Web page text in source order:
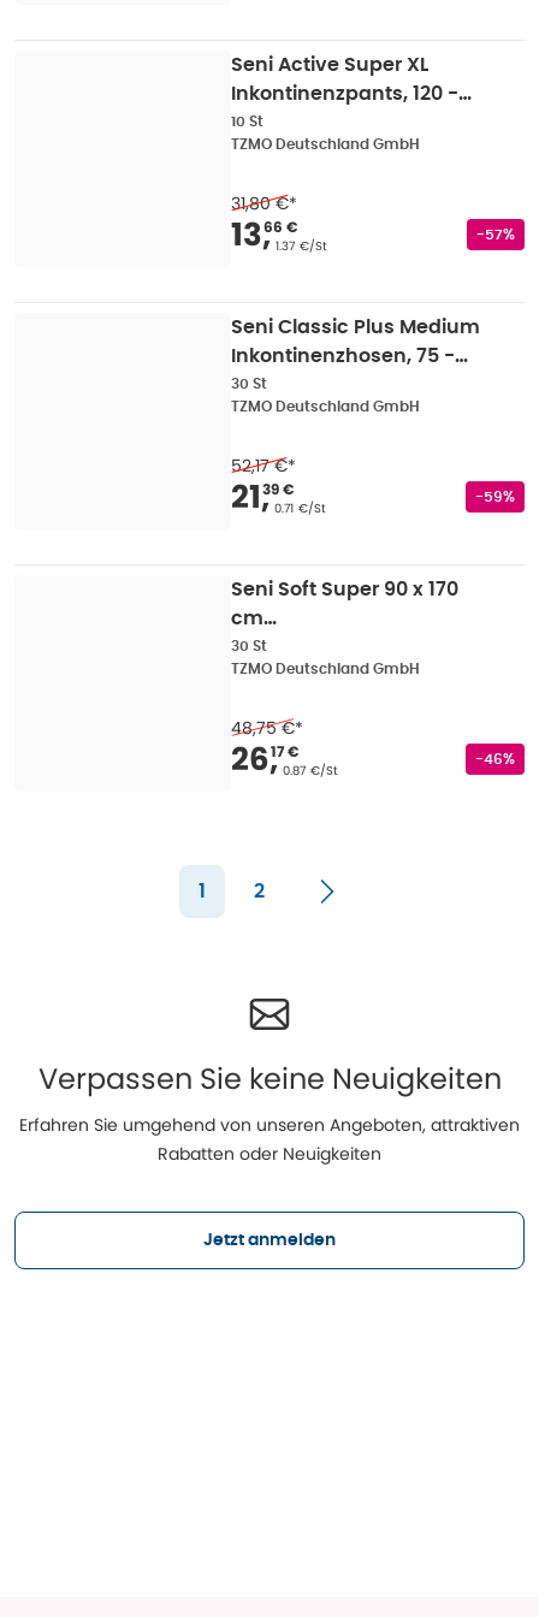
Seni Active Super XL
Inkontinenzpants, 120 -
160 cm, 1600 ml 10 St
10 St
TZMO Deutschland GmbH
31,80 €*
Verkaufspreis
13,
66 €
Grundpreis
1.37 €/St
-57%
Seni Classic Plus Medium
Inkontinenzhosen, 75 -
110 cm, 2800 ml 30 St
30 St
TZMO Deutschland GmbH
52,17 €*
Verkaufspreis
21,
39 €
Grundpreis
0.71 €/St
-59%
Seni Soft Super 90 x 170
cm
Bettschutzunterlagen
mit Seitenflügeln Unisex
30 St
TZMO Deutschland GmbH
48,75 €*
Verkaufspreis
26,
17 €
Grundpreis
0.87 €/St
-46%
1 2
Verpassen Sie keine Neuigkeiten
Erfahren Sie umgehend von unseren Angeboten, attraktiven
Rabatten oder Neuigkeiten
Jetzt anmelden